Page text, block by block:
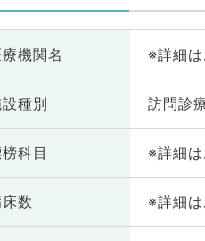
機関名 ※詳細
種別 訪問診
科目 ※詳細
数 ※詳細